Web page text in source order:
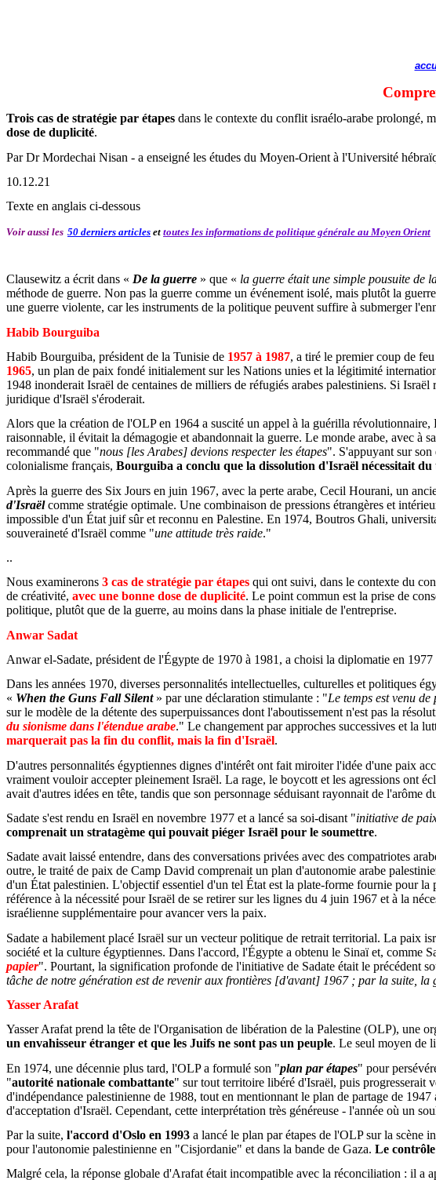
Trois cas de stratégie par étapes dans le contexte du conflit israélo-arabe prolongé,
dose de duplicité.
Par Dr Mordechai Nisan - a enseigné les études du Moyen-Orient à l'Université
10.12.21
Texte en anglais ci-dessous
Voir aussi les 50 derniers articles et toutes les informations de politique générale au Moyen Orient
Clausewitz a écrit dans « De la guerre » que « la guerre était une simple pousuite de
méthode de guerre. Non pas la guerre comme un événement isolé, mais plutôt la
une guerre violente, car les instruments de la politique peuvent suffire à submerger
Habib Bourguiba
Habib Bourguiba, président de la Tunisie de 1957 à 1987, a tiré le premier coup de
1965, un plan de paix fondé initialement sur les Nations unies et la légitimité
1948 inonderait Israël de centaines de milliers de réfugiés arabes palestiniens. Si
juridique d'Israël s'éroderait.
Alors que la création de l'OLP en 1964 a suscité un appel à la guérilla
raisonnable, il évitait la démagogie et abandonnait la guerre. Le monde arabe, avec à
recommandé que "nous [les Arabes] devions respecter les étapes". S'appuyant sur
colonialisme français, Bourguiba a conclu que la dissolution d'Israël nécessitait du
Après la guerre des Six Jours en juin 1967, avec la perte arabe, Cecil Hourani, un
d'Israëlcomme stratégie optimale. Une combinaison de pressions étrangères et
impossible d'un État juif sûr et reconnu en Palestine. En 1974, Boutros Ghali,
souveraineté d'Israël comme "une attitude très raide."
..
Nous examinerons 3 cas de stratégie par étapes qui ont suivi, dans le contexte du
de créativité, avec une bonne dose de duplicité. Le point commun est la prise de
politique, plutôt que de la guerre, au moins dans la phase initiale de l'entreprise.
Anwar Sadat
Anwar el-Sadate, président de l'Égypte de 1970 à 1981, a choisi la diplomatie en
Dans les années 1970, diverses personnalités intellectuelles, culturelles et politiques
« When the Guns Fall Silent» par une déclaration stimulante : "Le temps est venu
sur le modèle de la détente des superpuissances dont l'aboutissement n'est pas la
du sionisme dans l'étendue arabe." Le changement par approches successives et la
marquerait pas la fin du conflit, mais la fin d'Israël.
D'autres personnalités égyptiennes dignes d'intérêt ont fait miroiter l'idée d'une paix
vraiment vouloir accepter pleinement Israël. La rage, le boycott et les agressions ont
avait d'autres idées en tête, tandis que son personnage séduisant rayonnait de l'arôme
Sadate s'est rendu en Israël en novembre 1977 et a lancé sa soi-disant "initiative de
comprenait un stratagème qui pouvait piéger Israël pour le soumettre.
Sadate avait laissé entendre, dans des conversations privées avec des compatriotes
outre, le traité de paix de Camp David comprenait un plan d'autonomie arabe
d'un État palestinien. L'objectif essentiel d'un tel État est la plate-forme fournie pour
référence à la nécessité pour Israël de se retirer sur les lignes du 4 juin 1967 et à la
israélienne supplémentaire pour avancer vers la paix.
Sadate a habilement placé Israël sur un vecteur politique de retrait territorial. La paix
société et la culture égyptiennes. Dans l'accord, l'Égypte a obtenu le Sinaï et, comme
papier". Pourtant, la signification profonde de l'initiative de Sadate était le précédent
tâche de notre génération est de revenir aux frontières [d'avant] 1967 ; par la suite,
Yasser Arafat
Yasser Arafat prend la tête de l'Organisation de libération de la Palestine (OLP), une
un envahisseur étranger et que les Juifs ne sont pas un peuple. Le seul moyen de
En 1974, une décennie plus tard, l'OLP a formulé son "plan par étapes" pour
"autorité nationale combattante" sur tout territoire libéré d'Israël, puis progresserait
d'indépendance palestinienne de 1988, tout en mentionnant le plan de partage de
d'acceptation d'Israël. Cependant, cette interprétation très généreuse - l'année où un
Par la suite, l'accord d'Oslo en 1993 a lancé le plan par étapes de l'OLP sur la scène
pour l'autonomie palestinienne en "Cisjordanie" et dans la bande de Gaza. Le
Malgré cela, la réponse globale d'Arafat était incompatible avec la réconciliation : il a